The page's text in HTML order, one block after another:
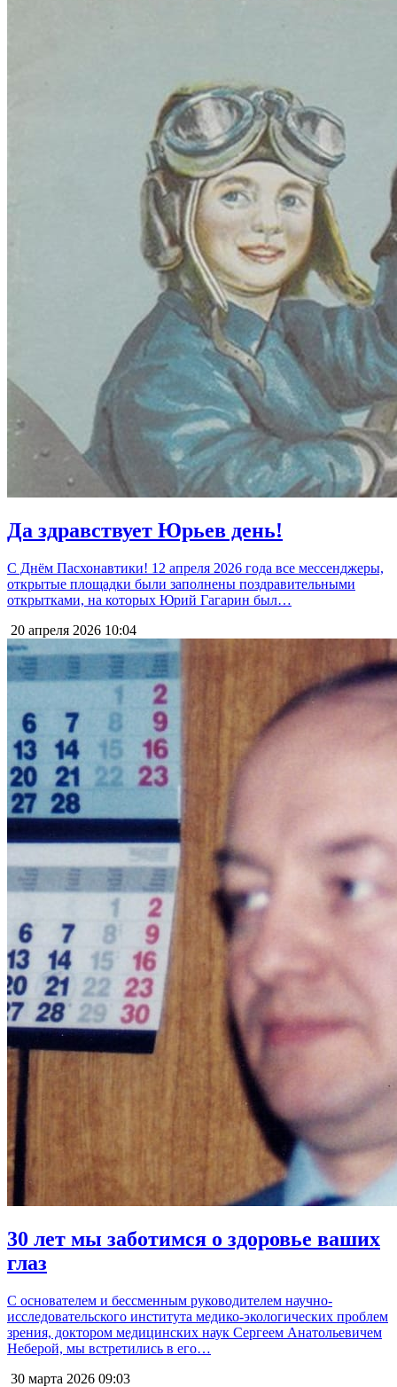
Да здравствует Юрьев день!
С Днём Пасхонавтики! 12 апреля 2026 года все мессенджеры,
открытые площадки были заполнены поздравительными
открытками, на которых Юрий Гагарин был…
20 апреля 2026 10:04
30 лет мы заботимся о здоровье ваших
глаз
С основателем и бессменным руководителем научно-
исследовательского института медико-экологических проблем
зрения, доктором медицинских наук Сергеем Анатольевичем
Неберой, мы встретились в его…
30 марта 2026 09:03